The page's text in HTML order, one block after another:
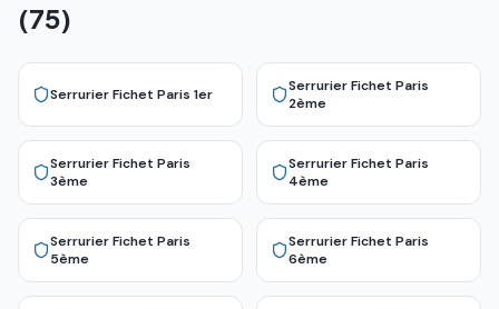
(75)
Serrurier Fichet Paris 1er Serrurier Fichet Paris
2ème
Serrurier Fichet Paris
3ème
Serrurier Fichet Paris
4ème
Serrurier Fichet Paris
5ème
Serrurier Fichet Paris
6ème